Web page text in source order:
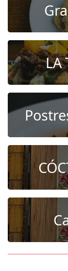
LA